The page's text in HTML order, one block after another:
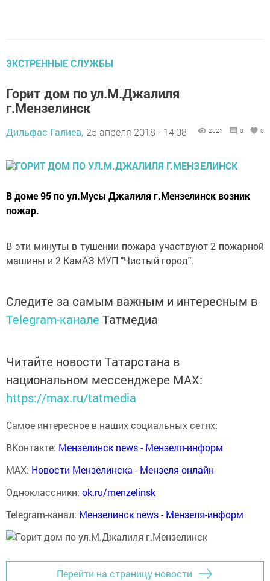
ЭКСТРЕННЫЕ СЛУЖБЫ
Горит дом по ул.М.Джалиля
г.Мензелинск
Дильфас Галиев, 25 апреля 2018 - 14:08 2621 0 0
В доме 95 по ул.Мусы Джалиля г.Мензелинск возник
пожар.
В эти минуты в тушении пожара участвуют 2 пожарной
машины и 2 КамАЗ МУП "Чистый город".
Следите за самым важным и интересным в
Telegram-канале Татмедиа
Читайте новости Татарстана в
национальном мессенджере MАХ:
https://max.ru/tatmedia
Самое интересное в наших социальных сетях:
ВКонтакте: Мензелинск news - Мензеля-информ
MAX: Новости Мензелинска - Мензеля онлайн
Одноклассники: ok.ru/menzelinsk
Telegram-канал: Мензелинск news - Мензеля-информ
Перейти на страницу новости